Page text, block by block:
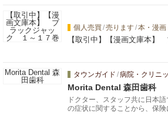
個人売買 /売ります/本・漫画
【取引中】【漫画文庫本
タウンガイド /病院・クリニ
Morita Dental 森田歯科
ドクター、スタッフ共に日本
の症状に関することから、保